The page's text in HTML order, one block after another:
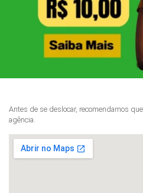
Antes de se deslocar, recomendamos
agência.